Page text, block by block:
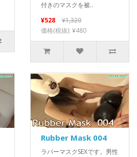
付きのマスクを被..
¥528
¥1,320
価格(税抜): ¥480
Rubber Mask 004
ラバーマスクSEXです。男性